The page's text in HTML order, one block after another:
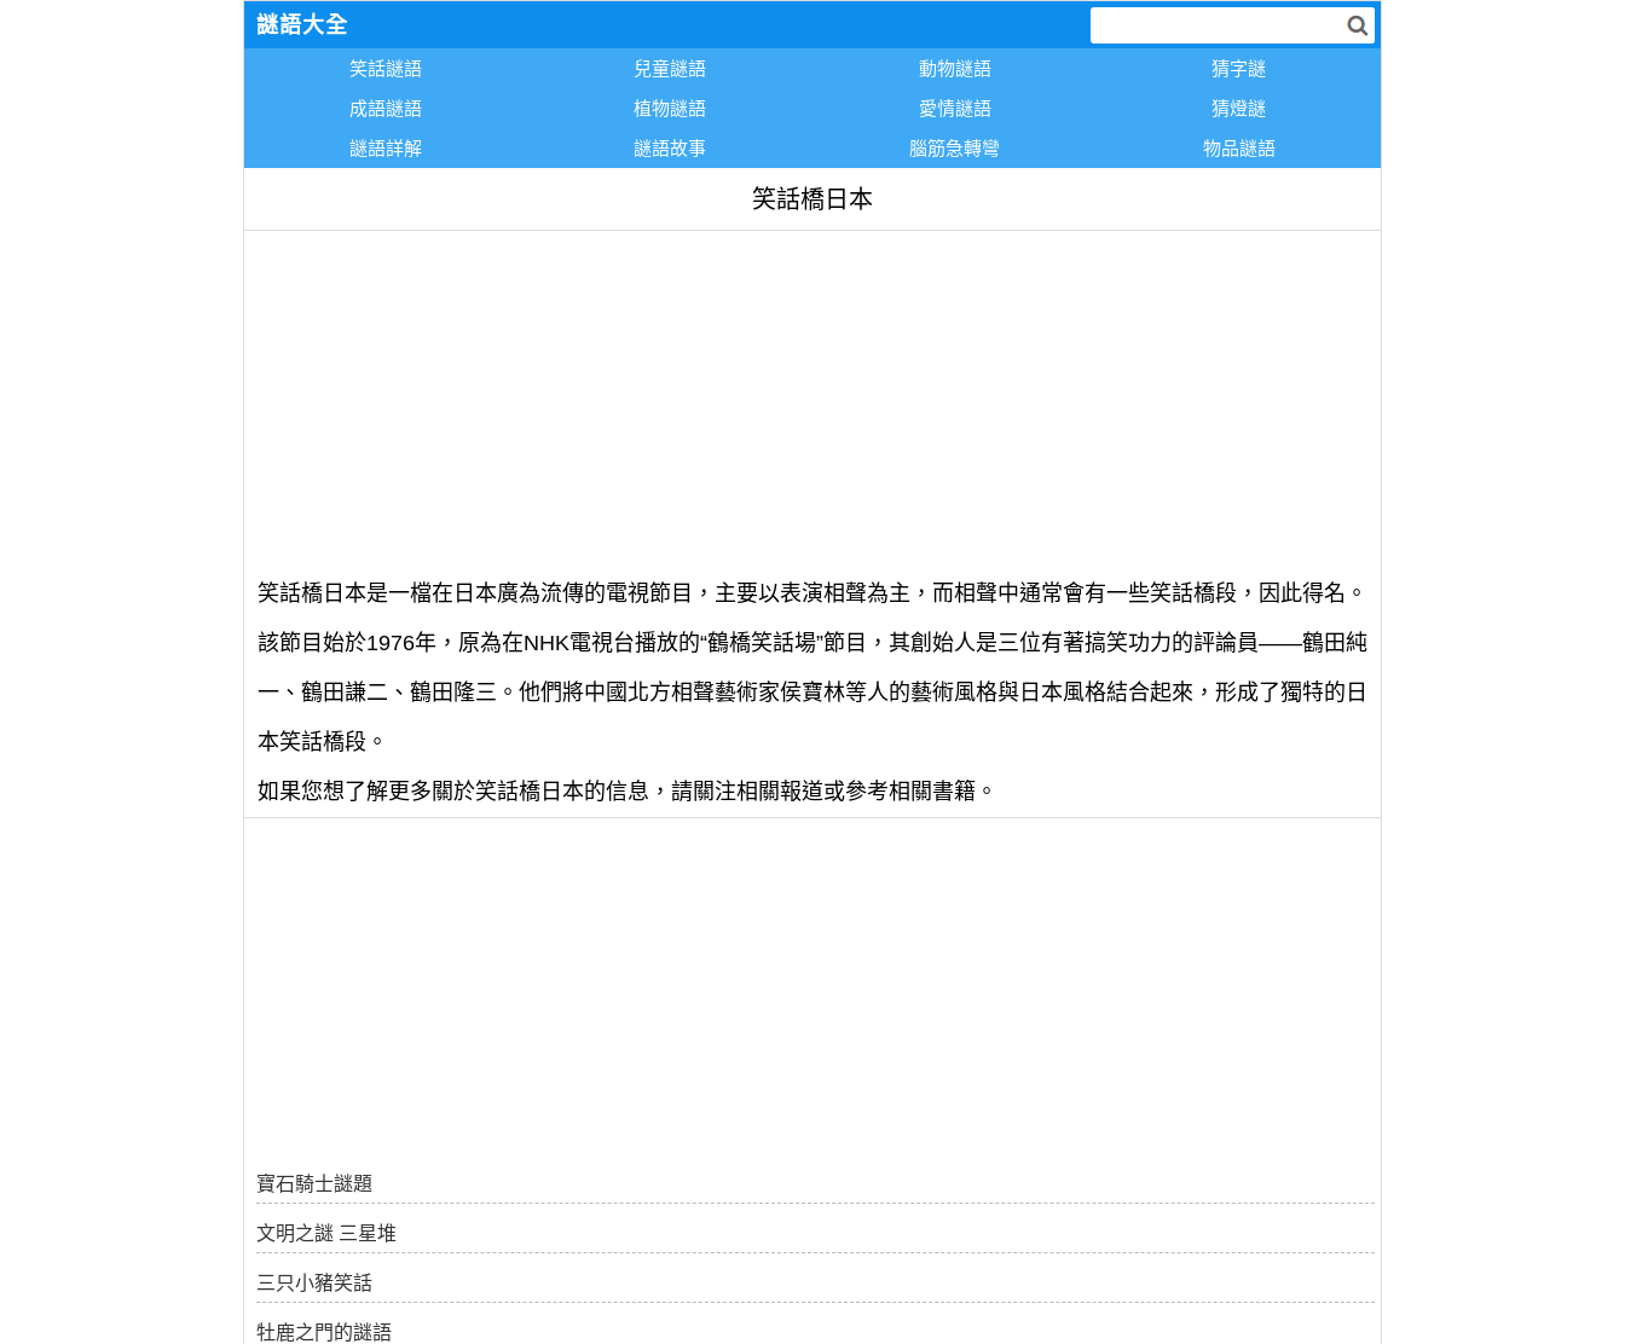
謎語大全
笑話謎語 兒童謎語 動物謎語
猜字謎
成語謎語
植物謎語 愛情謎語
猜燈謎
謎語詳解
謎語故事 腦筋急轉彎 物品謎語
笑話橋日本
笑話橋日本是一檔在日本廣為流傳的電視節目，主要以表演相聲為主，而相聲中通常會有一些笑話橋段，因此得名。
該節目始於1976年，原為在NHK電視台播放的“鶴橋笑話場”節目，其創始人是三位有著搞笑功力的評論員——鶴田純
一、鶴田謙二、鶴田隆三。他們將中國北方相聲藝術家侯寶林等人的藝術風格與日本風格結合起來，形成了獨特的日
本笑話橋段。
如果您想了解更多關於笑話橋日本的信息，請關注相關報道或參考相關書籍。
寶石騎士謎題
文明之謎 三星堆
三只小豬笑話
牡鹿之門的謎語